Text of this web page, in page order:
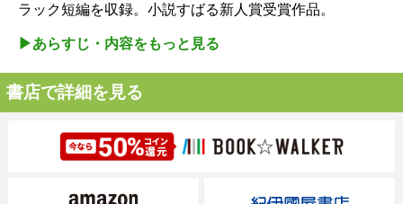
ラック短編を収録。小説すばる新人賞受賞作品。
▶︎あらすじ・内容をもっと見る
書店で詳細を見る